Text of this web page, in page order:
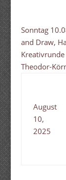
Sonntag
and Draw,
Theodor-
August
10,
2025